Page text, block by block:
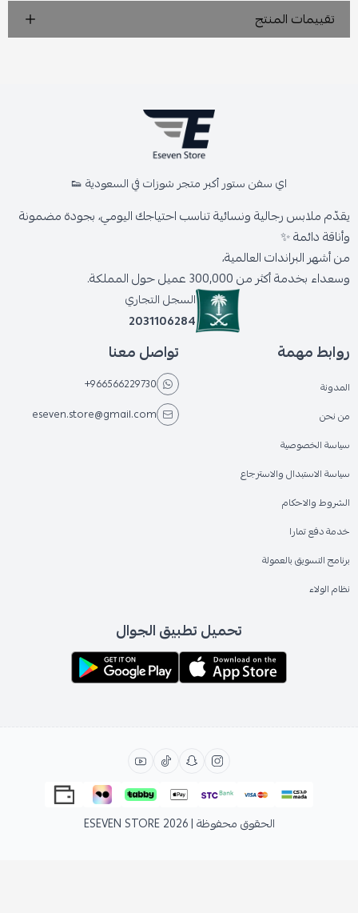
تقييمات المنتج
اي سفن ستور أكبر متجر شوزات في السعودية 👟
يقدّم ملابس رجالية ونسائية تناسب احتياجك اليومي، بجودة مضمونة
وأناقة دائمة ✨
من أشهر البراندات العالمية،
وسعداء بخدمة أكثر من 300,000 عميل حول المملكة.
السجل التجاري
2031106284
روابط مهمة
المدونة
من نحن
سياسة الخصوصية
سياسة الاستبدال والاسترجاع
الشروط والاحكام
خدمة دفع تمارا
برنامج التسويق بالعمولة
نظام الولاء
تواصل معنا
+966566229730
eseven.store@gmail.com
تحميل تطبيق الجوال
الحقوق محفوظة | 2026 ESEVEN STORE